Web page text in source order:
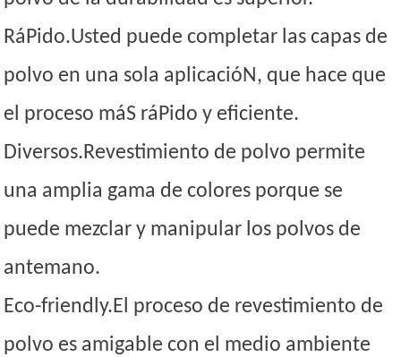
RáPido.Usted puede completar las capas de
polvo en una sola aplicacióN, que hace que
el proceso máS ráPido y eficiente.
Diversos.Revestimiento de polvo permite
una amplia gama de colores porque se
puede mezclar y manipular los polvos de
antemano.
Eco-friendly.El proceso de revestimiento de
polvo es amigable con el medio ambiente